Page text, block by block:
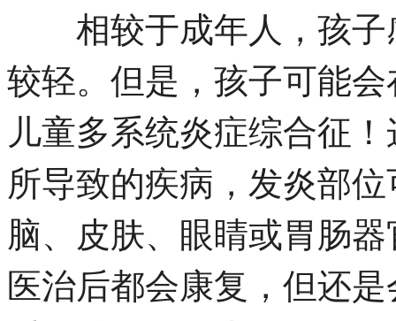
相较于成年人，孩子
较轻。但是，孩子可能
儿童多系统炎症综合征
所导致的疾病，发炎部
脑、皮肤、眼睛或胃肠
医治后都会康复，但还